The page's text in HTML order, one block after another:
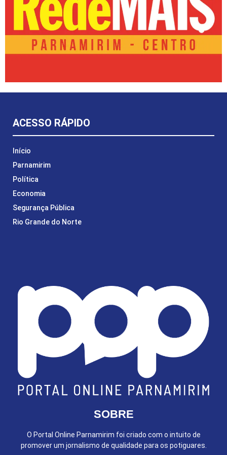
ACESSO RÁPIDO
Início
Parnamirim
Política
Economia
Segurança Pública
Rio Grande do Norte
SOBRE
O Portal Online Parnamirim foi criado com o intuito de
promover um jornalismo de qualidade para os potiguares.